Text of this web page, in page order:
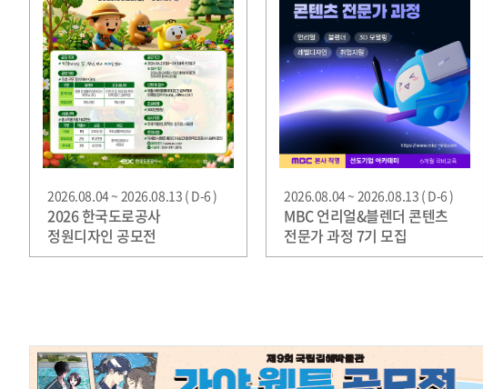
2026.08.04 ~ 2026.08.13 ( D-6 )
2026 한국도로공사
정원디자인 공모전
2026.08.04 ~ 2026.08.13 ( D-6 )
MBC 언리얼&블렌더 콘텐츠
전문가 과정 7기 모집